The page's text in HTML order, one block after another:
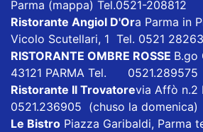
Parma (mappa) Tel.0521-208812
Ristorante Angiol D'Ora Parma in
Vicolo Scutellari, 1 Tel. 0521
RISTORANTE OMBRE ROSSE B.go
43121 PARMA Tel. 0521.289575
Ristorante Il Trovatorevia Affò n.2
0521.236905 (chuso la domenica)
Le Bistro Piazza Garibaldi, Parma